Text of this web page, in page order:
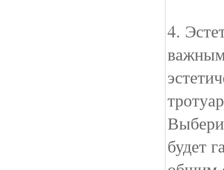
4.
будет